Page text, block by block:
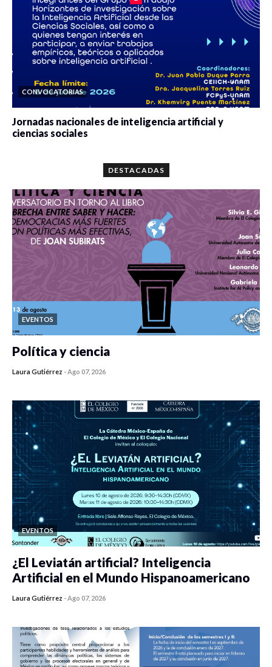
CONVOCATORIAS
Jornadas nacionales de inteligencia artificial y
ciencias sociales
DESTACADAS
EVENTOS
Política y ciencia
Laura Gutiérrez -Ago 07, 2026
EVENTOS
¿El Leviatán artificial? Inteligencia
Artificial en el Mundo Hispanoamericano
Laura Gutiérrez -Ago 07, 2026